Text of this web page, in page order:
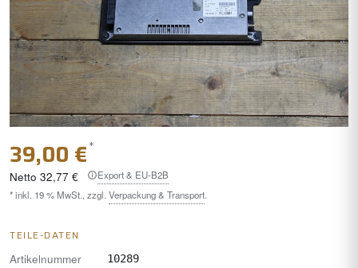
39,00 €*
Netto 32,77 €
Export & EU-B2B
* inkl. 19 % MwSt., zzgl. Verpackung & Transport.
TEILE-DATEN
Artikelnummer
10289